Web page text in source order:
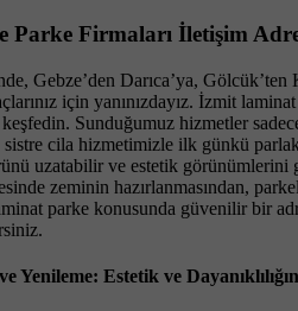
Firmaları İletişim
Gebze’den Darıca’ya,
için yanınızdayız. İzmit
Sunduğumuz hizmetler
sistre cila hizmetimizle ilk günkü
uzatabilir ve estetik görünümlerini
zeminin hazırlanmasından,
parke konusunda güvenilir bir
Yenileme: Estetik ve